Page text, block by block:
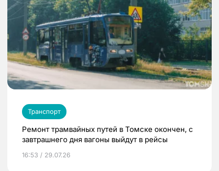
Транспорт
Ремонт трамвайных путей в Томске окончен, с
завтрашнего дня вагоны выйдут в рейсы
16:53 / 29.07.26